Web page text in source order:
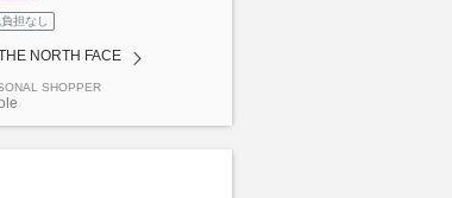
担なし
NORTH FACE
SHOPPER